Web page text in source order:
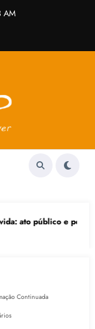
AM
feira (24), no CPERS
“Centenário de
Continuada